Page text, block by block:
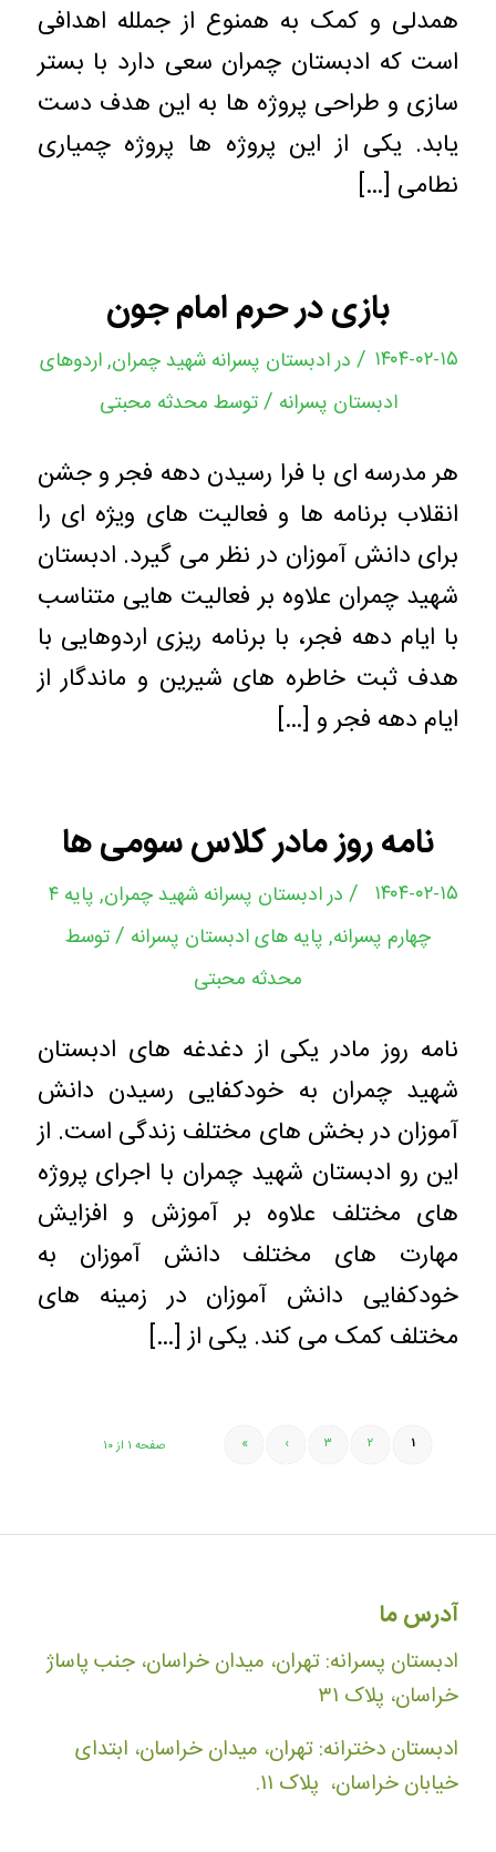
همدلی و کمک به همنوع از جملله اهدافی
است که ادبستان چمران سعی دارد با بستر
سازی و طراحی پروژه ها به این هدف دست
یابد. یکی از این پروژه ها پروژه چمیاری
نطامی […]
بازی در حرم امام جون
۱۴۰۴-۰۲-۱۵ / درادبستان پسرانه شهید چمران,اردوهای
ادبستان پسرانه /توسط محدثه محبتی
هر مدرسه ای با فرا رسیدن دهه فجر و جشن
انقلاب برنامه ها و فعالیت های ویژه ای را
برای دانش آموزان در نظر می گیرد. ادبستان
شهید چمران علاوه بر فعالیت هایی متناسب
با ایام دهه فجر، با برنامه ریزی اردوهایی با
هدف ثبت خاطره های شیرین و ماندگار از
ایام دهه فجر و […]
نامه روز مادر کلاس سومی ها
۱۴۰۴-۰۲-۱۵ / درادبستان پسرانه شهید چمران,
پایه ۴
چهارم پسرانه, پایه های ادبستان پسرانه /توسط
محدثه محبتی
نامه روز مادر یکی از دغدغه های ادبستان
شهید چمران به خودکفایی رسیدن دانش
آموزان در بخش های مختلف زندگی است. از
این رو ادبستان شهید چمران با اجرای پروژه
های مختلف علاوه بر آموزش و افزایش
مهارت های مختلف دانش آموزان به
خودکفایی دانش آموزان در زمینه های
مختلف کمک می کند. یکی از […]
صفحه ۱ از ۱۰ ۱ ۲ ۳ ›
»
آدرس ما
ادبستان پسرانه: تهران، میدان خراسان، جنب پاساژ
خراسان، پلاک ۳۱
ادبستان دخترانه: تهران، میدان خراسان، ابتدای
خیابان خراسان، پلاک ۱۱.